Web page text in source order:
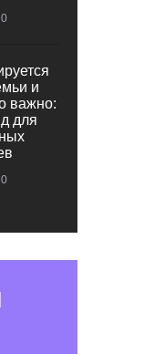
0
и
важно:
для
0